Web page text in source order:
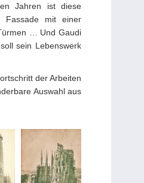
Jahren ist diese
Fassade mit einer
… Und Gaudi
sein Lebenswerk
der Arbeiten
Auswahl aus